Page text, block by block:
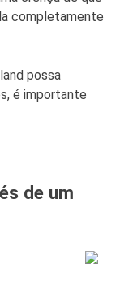
completamente
possa
é importante
de um